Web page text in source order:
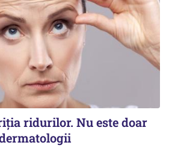
ridurilor. Nu este doar